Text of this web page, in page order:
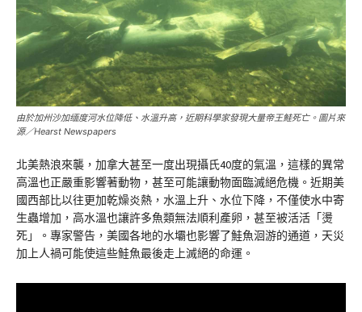
由於加州沙加缅度河水位降低、水溫升高，近期科學家發現大量帝王鮭死亡。圖片來
源／Hearst Newspapers
北美熱浪來襲，加拿大甚至一度出現攝氏40度的氣溫，這樣的異常
高溫也正嚴重影響著動物，甚至可能讓動物面臨滅絕危機。近期美
國西部比以往更加乾燥炎熱，水溫上升、水位下降，不僅使水中寄
生蟲增加，高水溫也讓許多魚類無法順利產卵，甚至被活活「燙
死」。專家警告，美國各地的水壩也影響了鮭魚洄游的通道，天災
加上人禍可能使這些鮭魚最後走上滅絕的命運。